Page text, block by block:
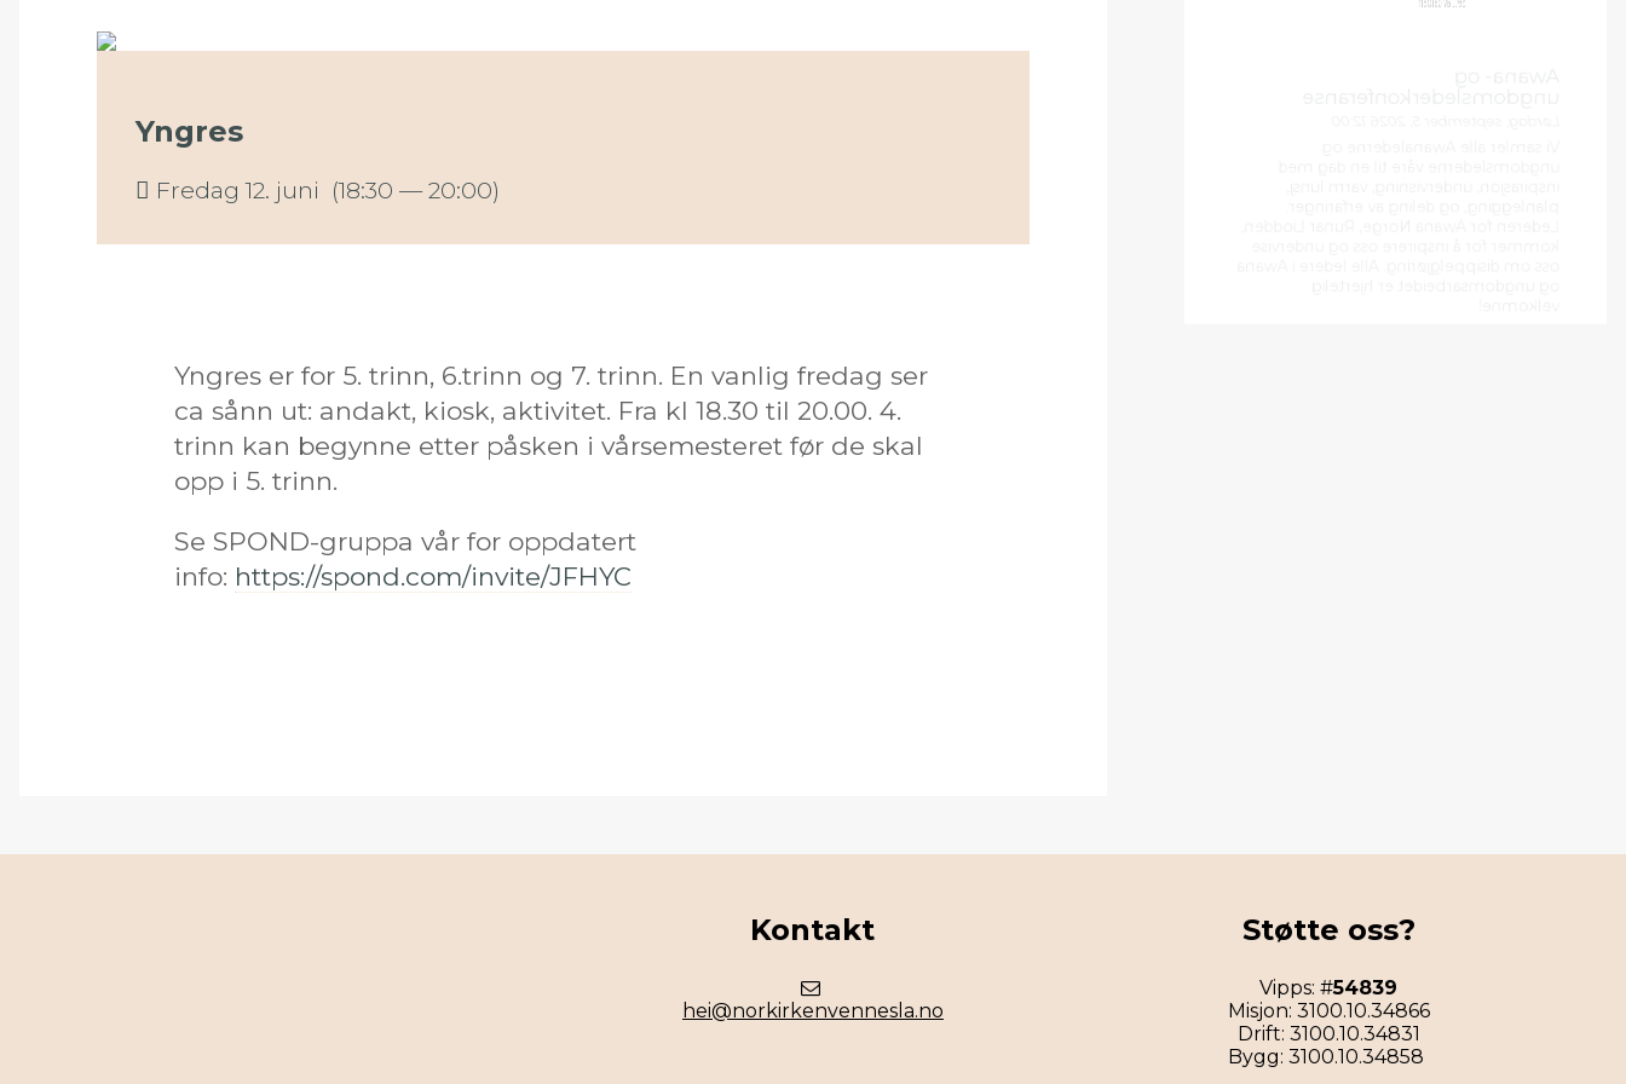
Yngres
Fredag 12. juni (18:30 — 20:00)
Yngres er for 5. trinn, 6.trinn og 7. trinn. En vanlig fredag ser
ca sånn ut: andakt, kiosk, aktivitet. Fra kl 18.30 til 20.00. 4.
trinn kan begynne etter påsken i vårsemesteret før de skal
opp i 5. trinn.
Se SPOND-gruppa vår for oppdatert
info: https://spond.com/invite/JFHYC
Kontakt
hei@norkirkenvennesla.no
Støtte oss?
Vipps: #54839
Misjon: 3100.10.34866
Drift: 3100.10.34831
Bygg: 3100.10.34858